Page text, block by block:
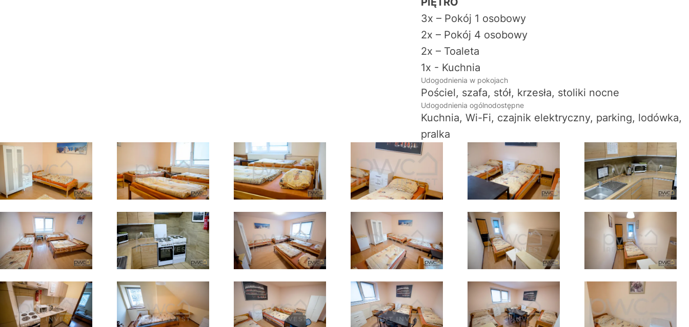
3x – Pokój 1 osobowy
2x – Pokój 4 osobowy
2x – Toaleta
1x - Kuchnia
Udogodnienia w pokojach
Pościel, szafa, stół, krzesła, stoliki nocne
Udogodnienia ogólnodostępne
Kuchnia, Wi-Fi, czajnik elektryczny, parking, lodówka,
pralka